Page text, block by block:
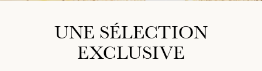
UNE SÉLECTION
EXCLUSIVE